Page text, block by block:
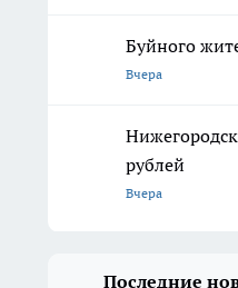
Буйного
Вчера
рублей
Вчера
Последние